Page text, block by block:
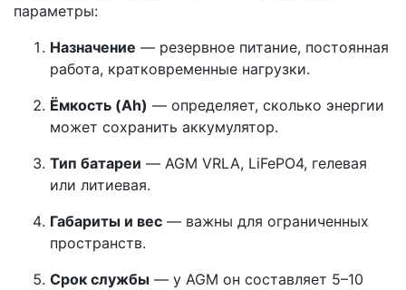
параметры:
Назначение — резервное питание, постоянная
работа, кратковременные нагрузки.
Ёмкость (Ah) — определяет, сколько энергии
может сохранить аккумулятор.
Тип батареи — AGM VRLA, LiFePO4, гелевая
или литиевая.
Габариты и вес — важны для ограниченных
пространств.
Срок службы — у AGM он составляет 5–10